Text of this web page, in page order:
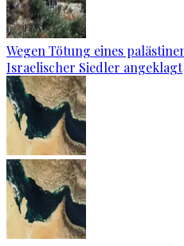
Wegen Tötung eines
Israelischer Siedler angeklagt